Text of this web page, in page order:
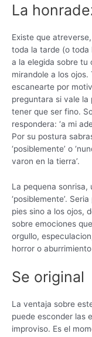
La
Existe que
toda la tarde (o toda
a la elegida sobre tu
mirandole a los
escanearte por
preguntara si vale la
tener que ser fino.
respondera: ‘a mi
Por su postura
‘posiblemente’ o
varon en la tierra’.
La pequena sonrisa,
‘posiblemente’.
pies sino a los ojos,
sobre emociones
orgullo,
horror o
Se original
La ventaja sobre
puede esconder las
improviso. Es el